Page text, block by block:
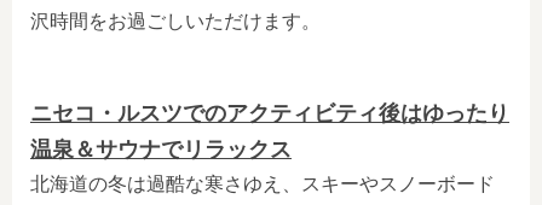
沢時間をお過ごしいただけます。
ニセコ・ルスツでのアクティビティ後はゆったり
温泉＆サウナでリラックス
北海道の冬は過酷な寒さゆえ、スキーやスノーボード